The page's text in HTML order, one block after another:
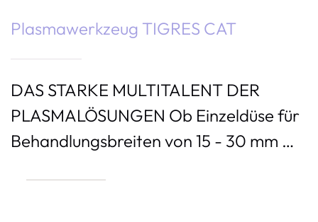
Plasmawerkzeug TIGRES CAT
DAS STARKE MULTITALENT DER
PLASMALÖSUNGEN Ob Einzeldüse für
Behandlungsbreiten von 15 - 30 mm …